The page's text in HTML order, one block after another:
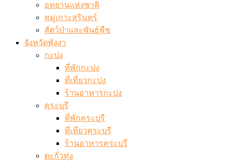
อุทยานแห่งชาติ
หมู่เกาะสุรินทร์
สัตว์ป่าและพันธุ์พืช
จังหวัดพังงา
กะปง
ที่พักกะปง
ที่เที่ยวกะปง
ร้านอาหารกะปง
คุระบุรี
ที่พักคุระบุรี
ที่เที่ยวคุระบุรี
ร้านอาหารคุระบุรี
ตะกั่วทุ่ง